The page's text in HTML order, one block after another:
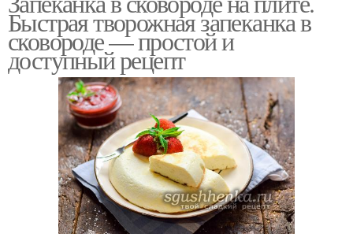
Быстрая творожная запеканка в
сковороде — простой и
доступный рецепт